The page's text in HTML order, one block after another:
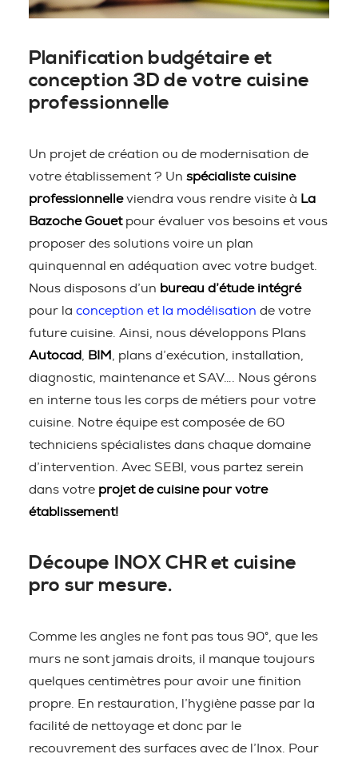
Planification budgétaire et
conception 3D de votre cuisine
professionnelle
Un projet de création ou de modernisation de
votre établissement ? Un spécialiste cuisine
professionnelleviendra vous rendre visite à La
Bazoche Gouetpour évaluer vos besoins et vous
proposer des solutions voire un plan
quinquennal en adéquation avec votre budget.
Nous disposons d’un bureau d’étude intégré
pour la conception et la modélisation de votre
future cuisine. Ainsi, nous développons Plans
Autocad
BIM
, plans d’exécution, installation,
diagnostic, maintenance et SAV…. Nous gérons
en interne tous les corps de métiers pour votre
cuisine. Notre équipe est composée de 60
techniciens spécialistes dans chaque domaine
d’intervention. Avec SEBI, vous partez serein
dans votre projet de cuisine pour votre
établissement!
Découpe INOX CHR et cuisine
pro sur mesure.
Comme les angles ne font pas tous 90°, que les
murs ne sont jamais droits, il manque toujours
quelques centimètres pour avoir une finition
propre. En restauration, l’hygiène passe par la
facilité de nettoyage et donc par le
recouvrement des surfaces avec de l’Inox. Pour